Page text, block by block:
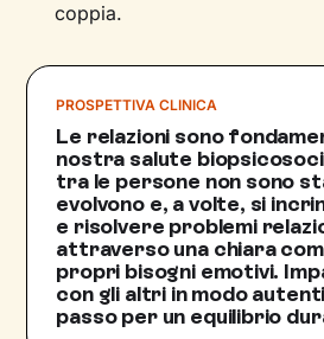
coppia.
PROSPETTIVA CLINICA
Le relazioni sono
nostra salute
tra le persone non sono
evolvono e, a volte, si
e risolvere problemi
attraverso una chiara
propri bisogni emotivi.
con gli altri in modo
passo per un equilibrio